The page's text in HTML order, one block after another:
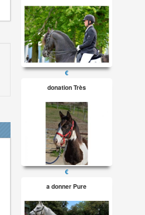
€
donation Très
€
a donner Pure